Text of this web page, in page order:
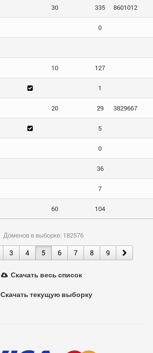
30 335 8601012
0
10 127
1
20 29 3829667
5
0
36
7
60 104
Доменов в выборке: 182576
3 4 5 6 7 8 9
Скачать весь список
Скачать текущую выборку